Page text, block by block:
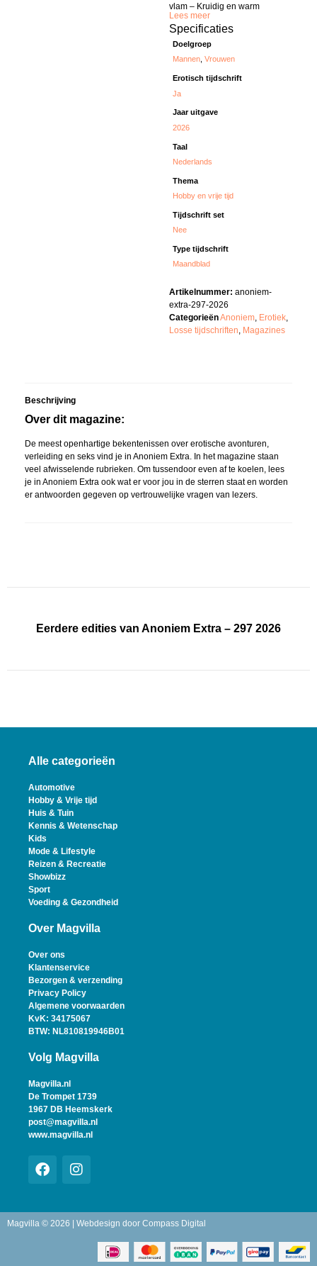
vlam – Kruidig en warm
Lees meer
Specificaties
Doelgroep
Mannen,Vrouwen
Erotisch tijdschrift
Ja
Jaar uitgave
2026
Taal
Nederlands
Thema
Hobby en vrije tijd
Tijdschrift set
Nee
Type tijdschrift
Maandblad
Artikelnummer: anoniem-
extra-297-2026
CategorieënAnoniem, Erotiek,
Losse tijdschriften, Magazines
Beschrijving
Over dit magazine:
De meest openhartige bekentenissen over erotische avonturen,
verleiding en seks vind je in Anoniem Extra. In het magazine staan
veel afwisselende rubrieken. Om tussendoor even af te koelen, lees
je in Anoniem Extra ook wat er voor jou in de sterren staat en worden
er antwoorden gegeven op vertrouwelijke vragen van lezers.
Eerdere edities van Anoniem Extra – 297 2026
Alle categorieën
Automotive
Hobby & Vrije tijd
Huis & Tuin
Kennis & Wetenschap
Kids
Mode & Lifestyle
Reizen & Recreatie
Showbizz
Sport
Voeding & Gezondheid
Over Magvilla
Over ons
Klantenservice
Bezorgen & verzending
Privacy Policy
Algemene voorwaarden
KvK: 34175067
BTW: NL810819946B01
Volg Magvilla
Magvilla.nl
De Trompet 1739
1967 DB Heemskerk
post@magvilla.nl
www.magvilla.nl
Magvilla © 2026 | Webdesign door Compass Digital